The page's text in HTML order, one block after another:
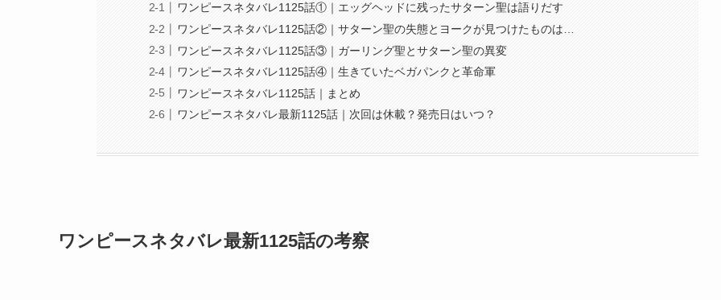
ワンピースネタバレ1125話①｜エッグヘッドに残ったサターン聖は語りだす
ワンピースネタバレ1125話②｜サターン聖の失態とヨークが見つけたものは…
ワンピースネタバレ1125話③｜ガーリング聖とサターン聖の異変
ワンピースネタバレ1125話④｜生きていたベガパンクと革命軍
ワンピースネタバレ1125話｜まとめ
ワンピースネタバレ最新1125話｜次回は休載？発売日はいつ？
ワンピースネタバレ最新1125話の考察